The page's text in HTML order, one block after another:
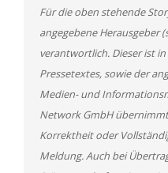
Für die oben stehende
angegebene Herausgeber
verantwortlich. Dieser ist
Pressetextes, sowie der
Medien- und
Network GmbH
Korrektheit oder
Meldung. Auch bei